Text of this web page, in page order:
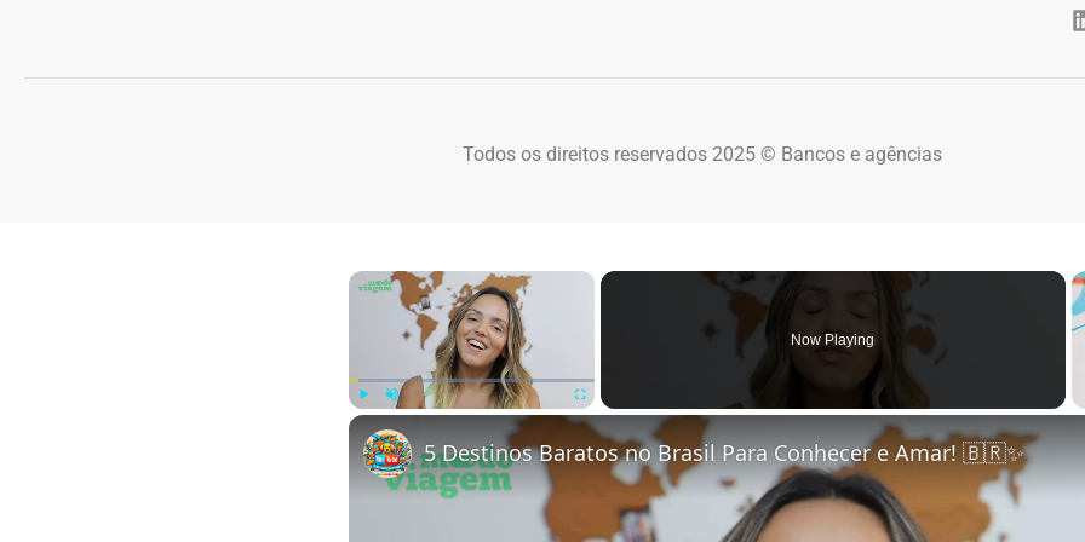
Todos os direitos reservados 2025 © Bancos e agências
×
Fullscreen
Now Playing
5 Destinos Baratos no Brasil Para Conhecer e Amar! 🇧🇷✨